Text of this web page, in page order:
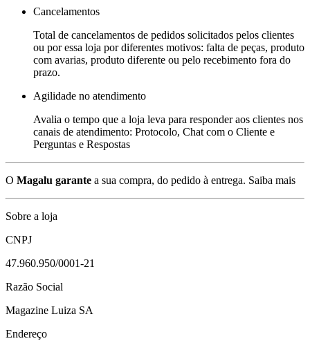
Cancelamentos
Total de cancelamentos de pedidos solicitados pelos clientes
ou por essa loja por diferentes motivos: falta de peças, produto
com avarias, produto diferente ou pelo recebimento fora do
prazo.
Agilidade no atendimento
Avalia o tempo que a loja leva para responder aos clientes nos
canais de atendimento: Protocolo, Chat com o Cliente e
Perguntas e Respostas
O Magalu garante a sua compra, do pedido à entrega. Saiba mais
Sobre a loja
CNPJ
47.960.950/0001-21
Razão Social
Magazine Luiza SA
Endereço